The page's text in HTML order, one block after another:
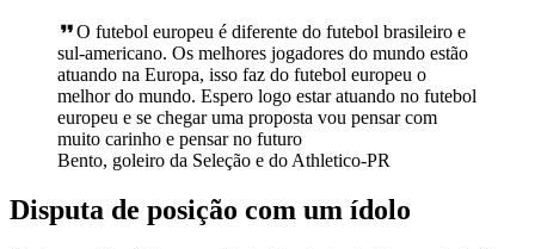
O futebol europeu é diferente do futebol brasileiro e
sul-americano. Os melhores jogadores do mundo estão
atuando na Europa, isso faz do futebol europeu o
melhor do mundo. Espero logo estar atuando no futebol
europeu e se chegar uma proposta vou pensar com
muito carinho e pensar no futuro
Bento, goleiro da Seleção e do Athletico-PR
Disputa de posição com um ídolo